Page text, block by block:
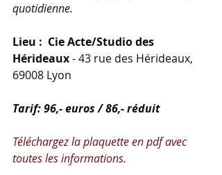
quotidienne.
Lieu :  Cie Acte/Studio des
Hérideaux - 43 rue des Hérideaux,
69008 Lyon
Tarif: 96,- euros / 86,- réduit
Téléchargez la plaquette en pdf avec
toutes les informations.